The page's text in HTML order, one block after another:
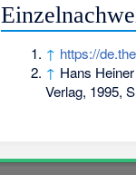
↑ https://
↑ Hans
Verlag, 1995,